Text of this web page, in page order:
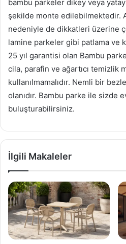
bambu parkeler dikey veya
şekilde monte edilebilmektedir.
nedeniyle de dikkatleri üzerine
lamine parkeler gibi patlama ve
25 yıl garantisi olan Bambu
cila, parafin ve ağartıcı temizlik
kullanılmamalıdır. Nemli bir
olanıdır. Bambu parke ile sizde
buluşturabilirsiniz.
İlgili Makaleler